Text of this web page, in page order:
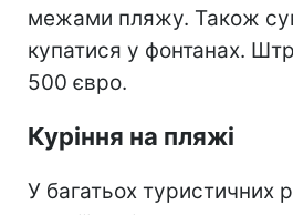
межами пляжу. Також
купатися у фонтанах.
500 євро.
Куріння на пляжі
У багатьох туристичних